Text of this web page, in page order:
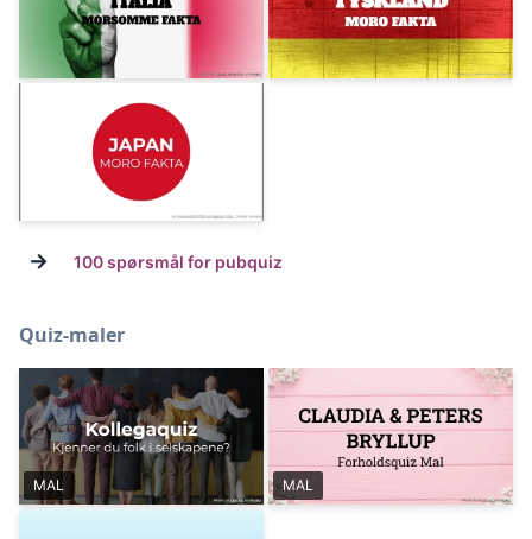
→ 100 spørsmål for pubquiz
Quiz-maler
MAL MAL